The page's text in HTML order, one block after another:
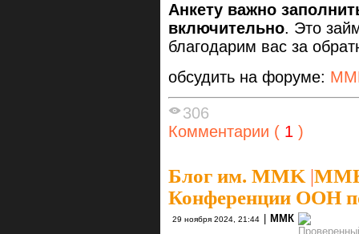
Анкету важно
включительно. Это
благодарим вас за
обсудить на форуме:
306
Комментарии ( 1 )
Блог им. MMK |ММК
Конференции ООН
29 ноября 2024, 21:44 ММК